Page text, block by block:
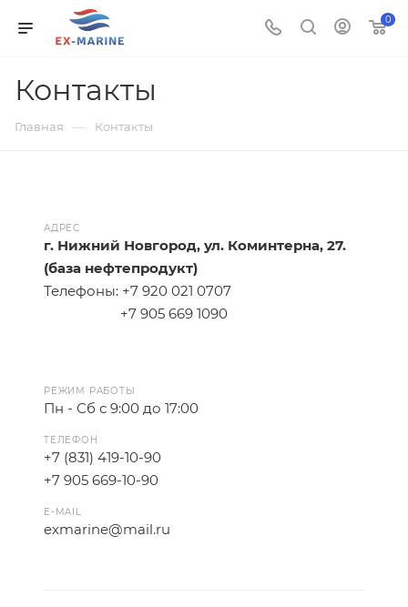
0
Контакты
Главная — Контакты
АДРЕС
г. Нижний Новгород, ул. Коминтерна, 27.
(база нефтепродукт)
Телефоны: +7 920 021 0707
+7 905 669 1090
РЕЖИМ РАБОТЫ
Пн - Сб с 9:00 до 17:00
ТЕЛЕФОН
+7 (831) 419-10-90
+7 905 669-10-90
E-MAIL
exmarine@mail.ru